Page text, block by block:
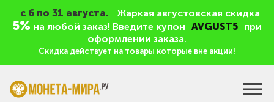
c 6 по 31 августа. Жаркая августовская скидка
5% на любой заказ! Введите купон AVGUST5
при
оформлении заказа.
Скидка действует на товары которые вне акции!